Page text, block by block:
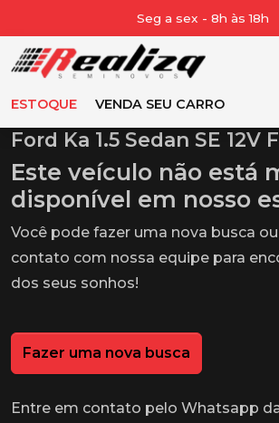
Seg a sex - 8h às 18h
ESTOQUE VENDA SEU CARRO
Ford Ka 1.5 Sedan SE 12V
Este veículo não está
disponível em nosso
Você pode fazer uma nova busca
contato com nossa equipe para
dos seus sonhos!
Fazer uma nova busca
Entre em contato pelo Whatsapp